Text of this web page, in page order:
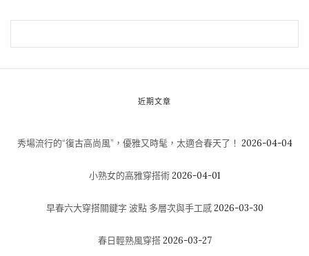
近期文章
秀場流行的“復古高尚風”，優雅又時髦，太適合春天了！ 2026-04-04
小熟女的高雅穿搭術 2026-04-01
早春六大穿搭關鍵字 波點 多層次與手工感 2026-03-30
春日輕熟風穿搭 2026-03-27